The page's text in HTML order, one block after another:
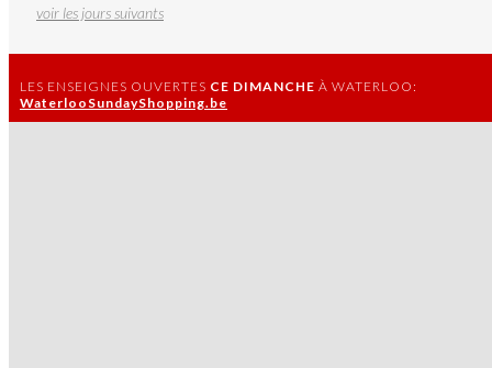
voir les jours suivants
LES ENSEIGNES OUVERTES CE DIMANCHE À WATERLOO:
WaterlooSundayShopping.be